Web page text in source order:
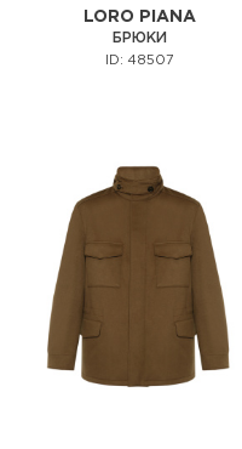
LORO PIANA
БРЮКИ
ID: 48507